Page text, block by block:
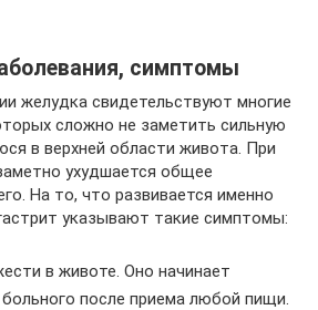
симптомы
желудка свидетельствуют многие
сложно не заметить сильную
в верхней области живота. При
ухудшается общее
На то, что развивается именно
указывают такие симптомы:
в животе. Оно начинает
после приема любой пищи.